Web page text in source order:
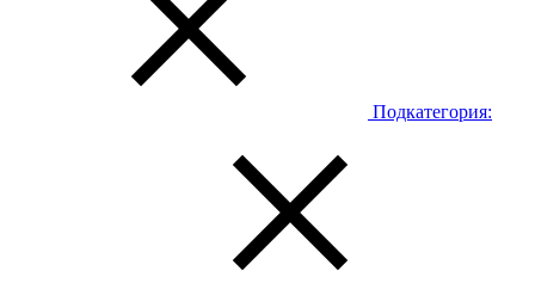
Подкатегория: